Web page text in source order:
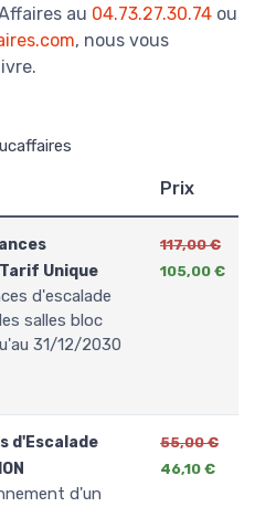
au 04.73.27.30.74 ou
, nous vous
Prix
Tarif Unique
salles bloc
31/12/2030
117,00 €
105,00 €
d'Escalade
55,00 €
46,10 €